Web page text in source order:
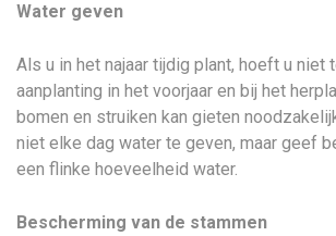
Water geven
Als u in het najaar tijdig plant, hoeft u niet
aanplanting in het voorjaar en bij het
bomen en struiken kan gieten
niet elke dag water te geven, maar geef
een flinke hoeveelheid water.
Bescherming van de stammen